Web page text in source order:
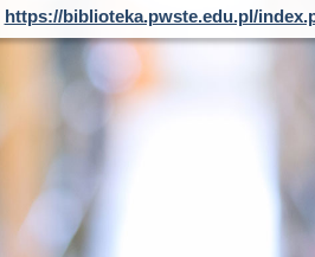
https://biblioteka.pwste.edu.pl/